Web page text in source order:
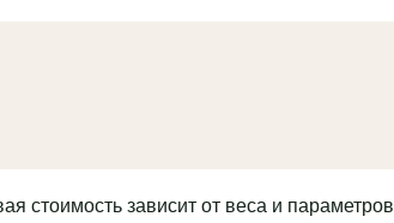
стоимость зависит от веса и параметров